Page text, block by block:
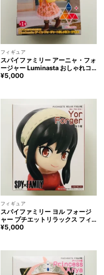
フィギュア
スパイファミリー アーニャ・フォ
ージャー Luminasta おしゃれコ
ーデ Vol.3 フィギュア
¥5,000
フィギュア
スパイファミリー ヨル フォージ
ャー プチエットリラックス フィ
ギュア SPY×FAMILY YorForger
¥5,000